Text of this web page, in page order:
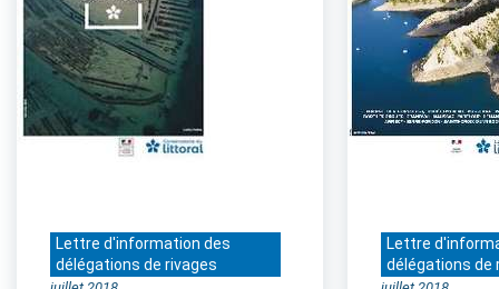
Lettre d'information des
délégations de rivages
Lettre
délégations de